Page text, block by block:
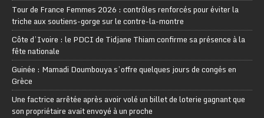
Tour de France Femmes 2026 : contrôles renforcés pour éviter la
triche aux soutiens-gorge sur le contre-la-montre
Côte d’Ivoire : le PDCI de Tidjane Thiam confirme sa présence à la
fête nationale
Guinée : Mamadi Doumbouya s’offre quelques jours de congés en
Grèce
Une factrice arrêtée après avoir volé un billet de loterie gagnant que
son propriétaire avait envoyé à un proche